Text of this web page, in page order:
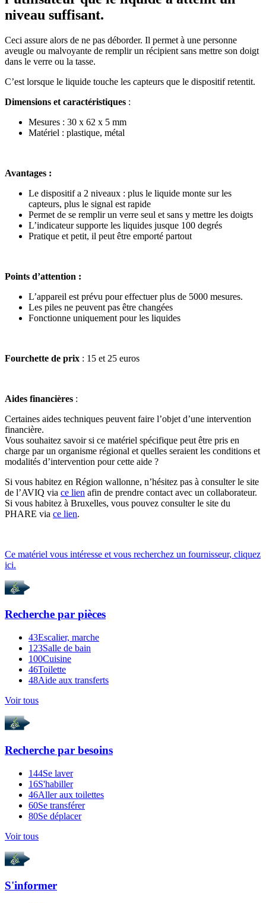
niveau suffisant.
Ceci assure alors de ne pas déborder. Il permet à une personne
aveugle ou malvoyante de remplir un récipient sans mettre son doigt
dans le verre ou la tasse.
C’est lorsque le liquide touche les capteurs que le dispositif retentit.
Dimensions et caractéristiques :
Mesures : 30 x 62 x 5 mm
Matériel : plastique, métal
Avantages :
Le dispositif a 2 niveaux : plus le liquide monte sur les
capteurs, plus le signal est rapide
Permet de se remplir un verre seul et sans y mettre les doigts
L’indicateur supporte les liquides jusque 100 degrés
Pratique et petit, il peut être emporté partout
Points d’attention :
L’appareil est prévu pour effectuer plus de 5000 mesures.
Les piles ne peuvent pas être changées
Fonctionne uniquement pour les liquides
Fourchette de prix : 15 et 25 euros
Aides financières :
Certaines aides techniques peuvent faire l’objet d’une intervention
financière.
Vous souhaitez savoir si ce matériel spécifique peut être pris en
charge par un organisme régional et quelles seraient les conditions et
modalités d’intervention pour cette aide ?
Si vous habitez en Région wallonne, n’hésitez pas à consulter le site
de l’AVIQ via ce lien afin de prendre contact avec un collaborateur.
Si vous habitez à Bruxelles, vous pouvez consulter le site du
PHARE via ce lien.
Ce matériel vous intéresse et vous recherchez un fournisseur, cliquez
ici.
Recherche par pièces
43Escalier, marche
123Salle de bain
100Cuisine
46Toilette
48Aide aux transferts
Voir tous
Recherche par besoins
144Se laver
16S'habiller
46Aller aux toilettes
60Se transférer
80Se déplacer
Voir tous
S'informer